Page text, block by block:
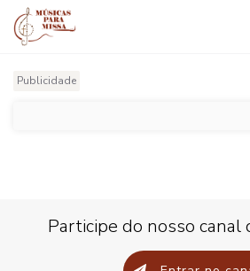
Publicidade
Participe do nosso canal